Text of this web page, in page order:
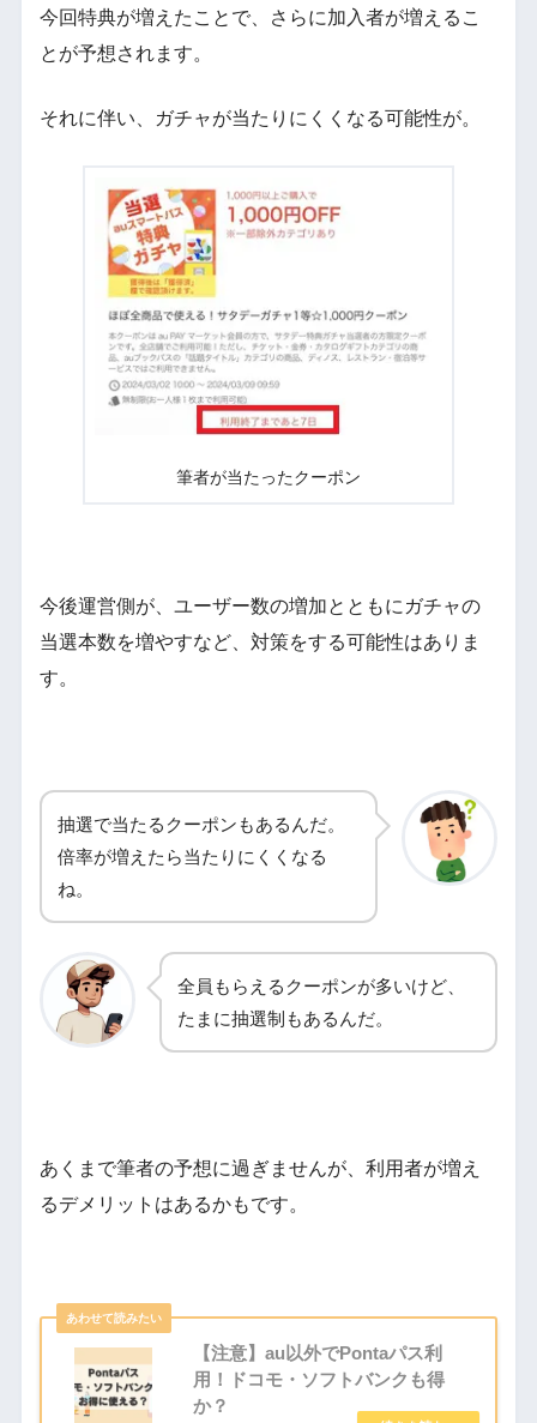
今回特典が増えたことで、さらに加入者が増えるこ
とが予想されます。
それに伴い、ガチャが当たりにくくなる可能性が。
筆者が当たったクーポン
今後運営側が、ユーザー数の増加とともにガチャの
当選本数を増やすなど、対策をする可能性はありま
す。
抽選で当たるクーポンもあるんだ。
倍率が増えたら当たりにくくなる
ね。
全員もらえるクーポンが多いけど、
たまに抽選制もあるんだ。
あくまで筆者の予想に過ぎませんが、利用者が増え
るデメリットはあるかもです。
【注意】au以外でPontaパス利
用！ドコモ・ソフトバンクも得
か？